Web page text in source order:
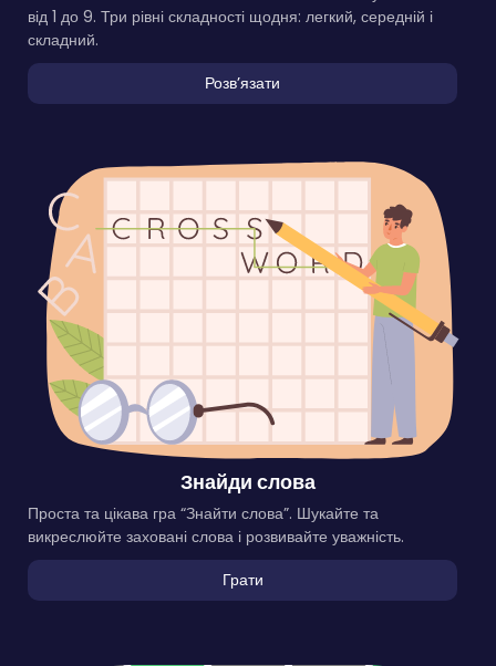
від 1 до 9. Три рівні складності щодня: легкий, середній і
складний.
Розвʼязати
Знайди слова
Проста та цікава гра “Знайти слова”. Шукайте та
викреслюйте заховані слова і розвивайте уважність.
Грати